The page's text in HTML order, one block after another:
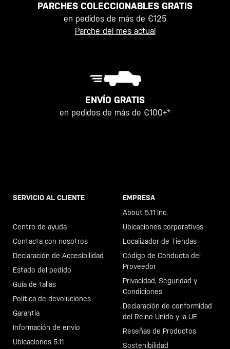
PARCHES COLECCIONABLES GRATIS
en pedidos de más de €125
Parche del mes actual
ENVÍO GRATIS
en pedidos de más de €100+*
SERVICIO AL CLIENTE
Centro de ayuda
Contacta con nosotros
Declaración de Accesibilidad
Estado del pedido
Guía de tallas
Política de devoluciones
Garantía
Información de envío
Ubicaciones 5.11
EMPRESA
About 5.11 Inc.
Ubicaciones corporativas
Localizador de Tiendas
Código de Conducta del
Proveedor
Privacidad, Seguridad y
Condiciones
Declaración de conformidad
del Reino Unido y la UE
Reseñas de Productos
Sostenibilidad